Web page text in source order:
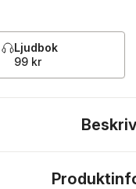
Ljudbok
99 kr